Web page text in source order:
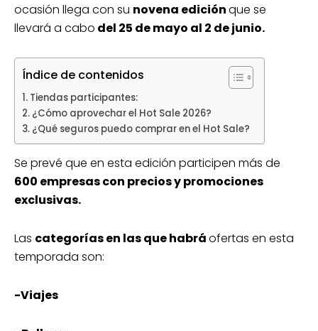
ocasión llega con su novena ediciónque se
llevará a cabo del 25 de mayo al 2 de junio.
Índice de contenidos
Tiendas participantes:
¿Cómo aprovechar el Hot Sale 2026?
¿Qué seguros puedo comprar en el Hot Sale?
Se prevé que en esta edición participen más de
600 empresas con precios y promociones
exclusivas.
Las categorías en las que habráofertas en esta
temporada son:
-Viajes